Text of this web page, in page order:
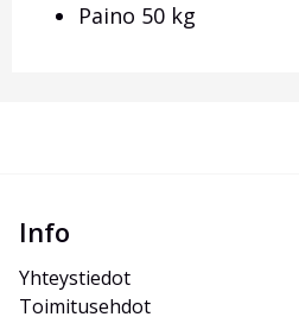
Paino 50 kg
Info
Yhteystiedot
Toimitusehdot